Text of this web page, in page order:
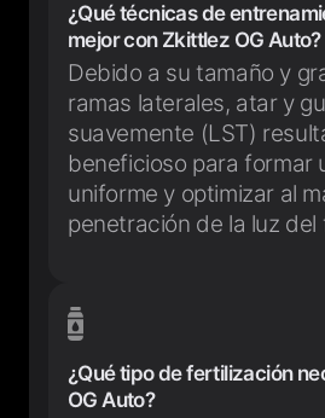
¿Qué técnicas de
mejor con Zkittlez OG Auto?
Debido a su tamaño y
ramas laterales, atar y
suavemente (LST)
beneficioso para formar
uniforme y optimizar al
penetración de la luz del
¿Qué tipo de fertilización
OG Auto?